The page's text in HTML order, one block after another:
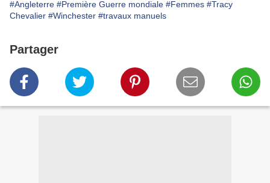
#Angleterre #Première Guerre mondiale #Femmes #Tracy
Chevalier #Winchester #travaux manuels
Partager